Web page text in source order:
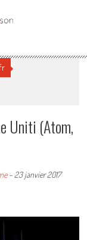
Uniti (Atom,
- 23 janvier 2017